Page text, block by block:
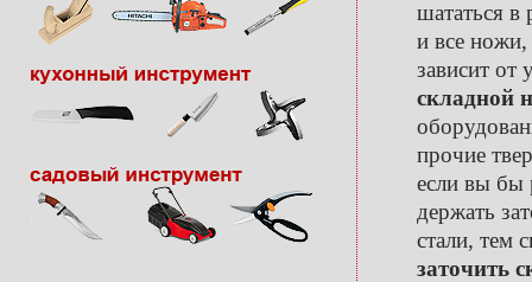
шататься в
и все ножи,
зависит
складной
прочие
если вы бы
держать
стали, тем
заточить